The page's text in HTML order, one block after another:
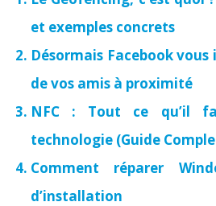
et exemples concrets
Désormais Facebook
de vos amis à proximité
NFC : Tout ce qu’il
technologie (Guide
Comment réparer
d’installation